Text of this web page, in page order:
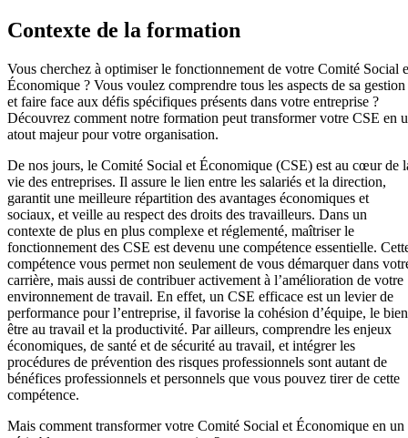
Contexte de la formation
Vous cherchez à optimiser le fonctionnement de votre Comité Social
Économique ? Vous voulez comprendre tous les aspects de sa gestion
et faire face aux défis spécifiques présents dans votre entreprise ?
Découvrez comment notre formation peut transformer votre CSE en
atout majeur pour votre organisation.
De nos jours, le Comité Social et Économique (CSE) est au cœur de
vie des entreprises. Il assure le lien entre les salariés et la direction,
garantit une meilleure répartition des avantages économiques et
sociaux, et veille au respect des droits des travailleurs. Dans un
contexte de plus en plus complexe et réglementé, maîtriser le
fonctionnement des CSE est devenu une compétence essentielle.
compétence vous permet non seulement de vous démarquer dans
carrière, mais aussi de contribuer activement à l’amélioration de votre
environnement de travail. En effet, un CSE efficace est un levier de
performance pour l’entreprise, il favorise la cohésion d’équipe, le
être au travail et la productivité. Par ailleurs, comprendre les enjeux
économiques, de santé et de sécurité au travail, et intégrer les
procédures de prévention des risques professionnels sont autant de
bénéfices professionnels et personnels que vous pouvez tirer de cette
compétence.
Mais comment transformer votre Comité Social et Économique en un